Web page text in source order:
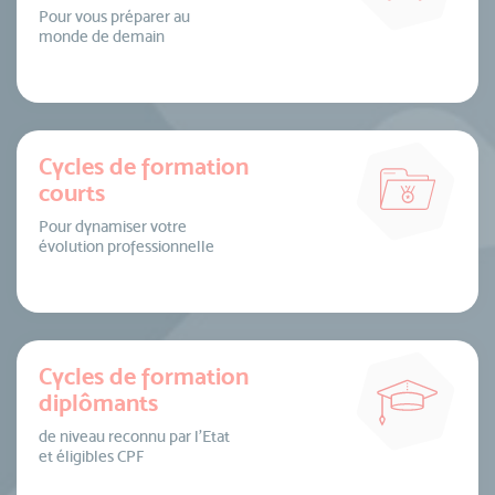
Pour vous préparer au
monde de demain
Cycles de formation
courts
Pour dynamiser votre
évolution professionnelle
Cycles de formation
diplômants
de niveau reconnu par l’Etat
et éligibles CPF